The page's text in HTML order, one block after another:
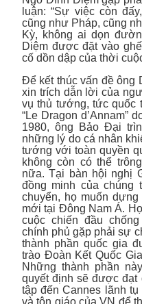
luận: “Sự việc còn
cũng như Pháp, cũng
Kỳ, không ai dọn
Diệm được đặt vào
cố dồn dập của thời
Để kết thúc vấn đề ông
xin trích dẫn lời của
vụ thủ tướng, tức quốc
“Le Dragon d’Annam”
1980, ông Bảo Đại
những lý do cá nhân
tướng với toàn quyền
không còn có thể
nữa. Tại bàn hội nghị
đồng minh của chúng
chuyển, họ muốn
mới tại Đông Nam Á.
cuộc chiến đầu
chính phủ gặp phải sự
thành phần quốc gia
trào Đoàn Kết Quốc
Những thành phần
quyết định sẽ được đạt
tập đến Cannes lãnh
và tôn giáo của VN để